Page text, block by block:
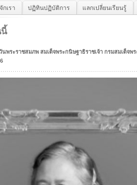
กเรา ปฏิทินปฏิบัติการ แลกเปลี่ยนเรียนรู้
นี้
นพระราชสมภพ สมเด็จพระกนิษฐาธิราชเจ้า กรมสมเด็จ